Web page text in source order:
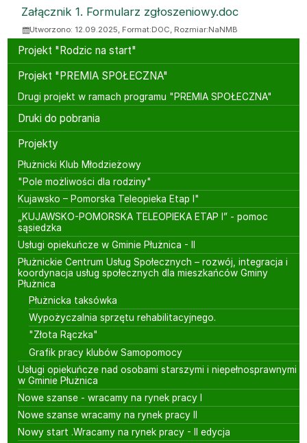
Załącznik 1. Formularz zgłoszeniowy.doc
Utworzono: 12.09.2025, Format:DOC, Rozmiar:NaNMB
Menu boczne
Projekt "Rodzic na start"
Projekt "PREMIA SPOŁECZNA"
Drugi projekt w ramach programu "PREMIA SPOŁECZNA"
Druki do pobrania
Projekty
Płużnicki Klub Młodzieżowy
"Pole możliwości dla rodziny"
Kujawsko – Pomorska Teleopieka Etap I"
„KUJAWSKO-POMORSKA TELEOPIEKA ETAP I” - pomoc
sąsiedzka
Usługi opiekuńcze w Gminie Płużnica - II
Płużnickie Centrum Usług Społecznych – rozwój, integracja i
koordynacja usług społecznych dla mieszkańców Gminy
Płużnica
Płużnicka taksówka
Wypożyczalnia sprzętu rehabilitacyjnego.
"Złota Rączka"
Grafik pracy klubów Samopomocy
Usługi opiekuńcze nad osobami starszymi i niepełnosprawnymi
w Gminie Płużnica
Nowe szanse - wracamy na rynek pracy I
Nowe szanse wracamy na rynek pracy II
Nowy start .Wracamy na rynek pracy - II edycja